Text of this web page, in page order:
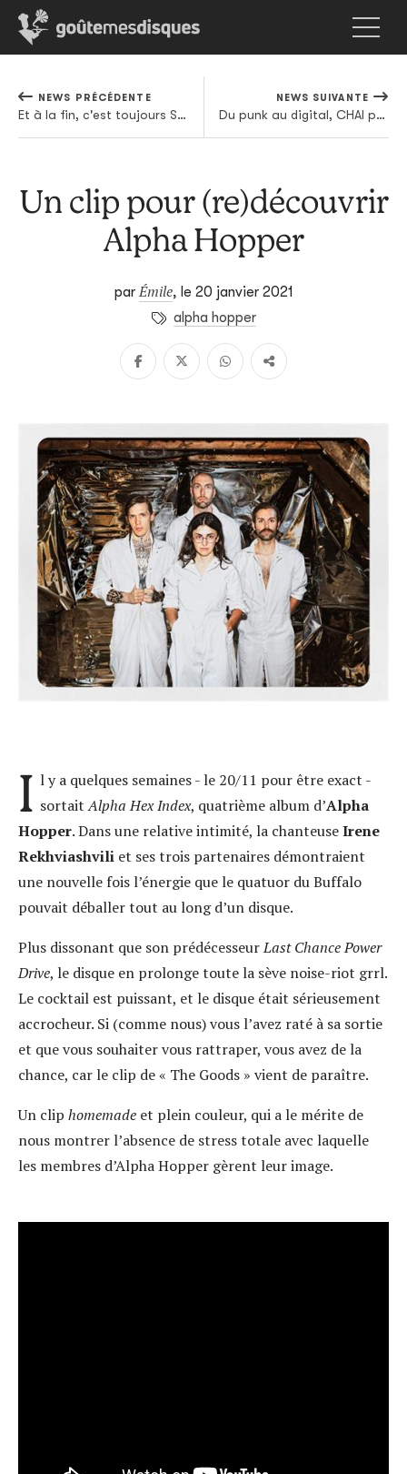
NEWS PRÉCÉDENTE
Et à la fin, c'est toujours Smino qui gagne, même foncedé
NEWS SUIVANTE
Du punk au digital, CHAI prépare son troisième album
Un clip pour (re)découvrir
Alpha Hopper
parÉmile, le 20 janvier 2021
alpha hopper
I l y a quelques semaines - le 20/11 pour être exact -
sortaitAlpha Hex Index, quatrième album d’Alpha
Hopper. Dans une relative intimité, la chanteuseIrene
Rekhviashvili et ses trois partenaires démontraient
une nouvelle fois l’énergie que le quatuor du Buffalo
pouvait déballer tout au long d’un disque.
Plus dissonant que son prédécesseurLast Chance Power
Drive, le disque en prolonge toute la sève noise-riot grrl.
Le cocktail est puissant, et le disque était sérieusement
accrocheur. Si (comme nous) vous l’avez raté à sa sortie
et que vous souhaiter vous rattraper, vous avez de la
chance, car le clip de « The Goods » vient de paraître.
Un clip homemade et plein couleur, qui a le mérite de
nous montrer l’absence de stress totale avec laquelle
les membres d’Alpha Hopper gèrent leur image.